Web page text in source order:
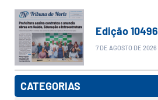
Edição 10496
7 DE AGOSTO DE 2026
CATEGORIAS